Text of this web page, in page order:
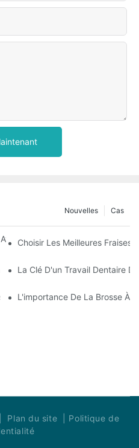
Cas
Nouvelles
Des Fraises En Zircone
Choisir Les Meilleures Fraises
De L'efficacité Avec Les Fraises
La Clé D'un Travail Dentaire
Fraises Dentaires En Dentisterie
L'importance De La Brosse À
Plan du site
Politique de